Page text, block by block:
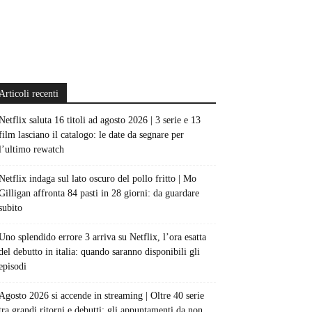
recenti
saluta 16 titoli ad agosto 2026 | 3 serie e 13
lasciano il catalogo: le date da segnare per
rewatch
indaga sul lato oscuro del pollo fritto | Mo
affronta 84 pasti in 28 giorni: da guardare
splendido errore 3 arriva su Netflix, l’ora esatta
debutto in italia: quando saranno disponibili gli
2026 si accende in streaming | Oltre 40 serie